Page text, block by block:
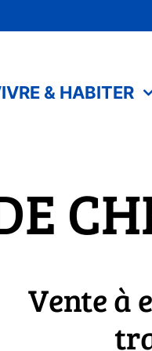
& HABITER
Vente à